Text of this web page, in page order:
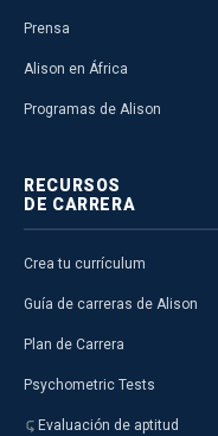
Prensa
Alison en África
Programas de Alison
RECURSOS
DE CARRERA
Crea tu currículum
Guía de carreras de Alison
Plan de Carrera
Psychometric Tests
Evaluación de aptitud